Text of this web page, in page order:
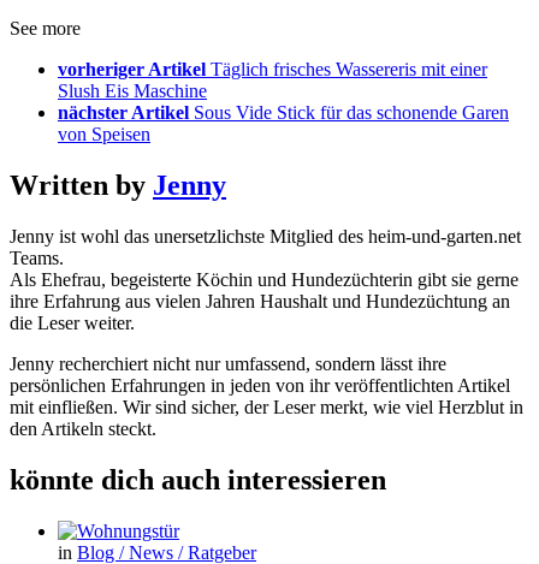
See more
vorheriger Artikel Täglich frisches Wassereris mit einer
Slush Eis Maschine
nächster Artikel Sous Vide Stick für das schonende Garen
von Speisen
Written by Jenny
Jenny ist wohl das unersetzlichste Mitglied des heim-und-garten.net
Teams.
Als Ehefrau, begeisterte Köchin und Hundezüchterin gibt sie gerne
ihre Erfahrung aus vielen Jahren Haushalt und Hundezüchtung an
die Leser weiter.
Jenny recherchiert nicht nur umfassend, sondern lässt ihre
persönlichen Erfahrungen in jeden von ihr veröffentlichten Artikel
mit einfließen. Wir sind sicher, der Leser merkt, wie viel Herzblut in
den Artikeln steckt.
könnte dich auch interessieren
in Blog / News / Ratgeber